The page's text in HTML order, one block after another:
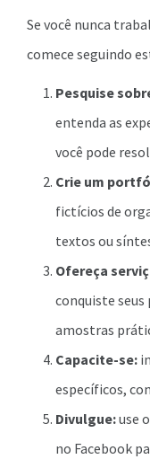
Se você nunca
comece seguindo
Pesquise
entenda as
você pode
Crie um
fictícios de
textos ou
Ofereça
conquiste
amostras
Capacite-se:
específicos,
Divulgue:use
no Facebook